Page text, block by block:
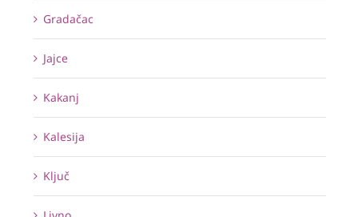
Gradačac
Jajce
Kakanj
Kalesija
Ključ